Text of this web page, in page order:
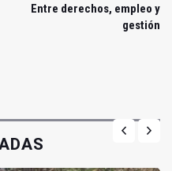
Entre derechos, empleo y
gestión